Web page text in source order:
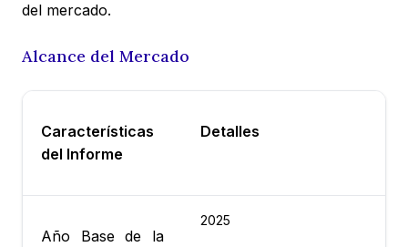
del mercado.
Alcance del Mercado
Características
del Informe
Detalles
Año Base de la
2025